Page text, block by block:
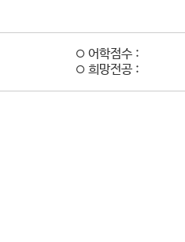
어학점수 :
희망전공 :